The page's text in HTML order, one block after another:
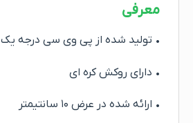
معرفی
• تولید شده از پی وی سی درجه یک
• دارای روکش کره ای
• ارائه شده در عرض ۱۰ سانتیمتر